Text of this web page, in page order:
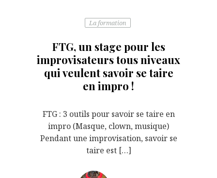
La formation
FTG, un stage pour les
improvisateurs tous niveaux
qui veulent savoir se taire
en impro !
FTG : 3 outils pour savoir se taire en
impro (Masque, clown, musique)
Pendant une improvisation, savoir se
taire est […]